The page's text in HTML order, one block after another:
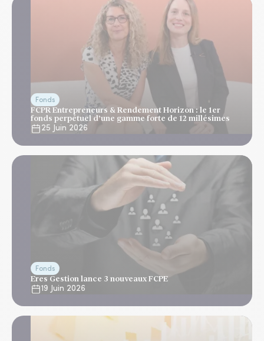
Fonds
FCPR Entrepreneurs & Rendement Horizon : le 1er
fonds perpétuel d’une gamme forte de 12 millésimes
25 Juin 2026
Fonds
Eres Gestion lance 3 nouveaux FCPE
19 Juin 2026